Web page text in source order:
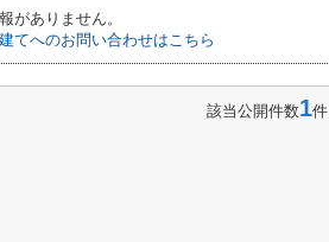
がありません。
てへのお問い合わせはこちら
該当公開件数1件